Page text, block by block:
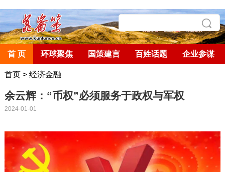
首 页 环球聚焦 国策建言 百姓话题 企业参谋
首页> 经济金融
余云辉：“币权”必须服务于政权与军权
2024-01-01